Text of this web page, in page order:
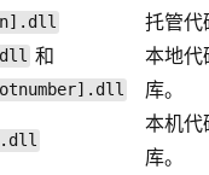
托管代
和
本地代
库。
本机代
库。